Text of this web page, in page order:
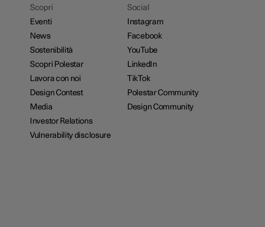
Scopri
Eventi
News
Sostenibilità
Scopri Polestar
Lavora con noi
Design Contest
Media
Investor Relations
Vulnerability disclosure
Social
Instagram
Facebook
YouTube
LinkedIn
TikTok
Polestar Community
Design Community